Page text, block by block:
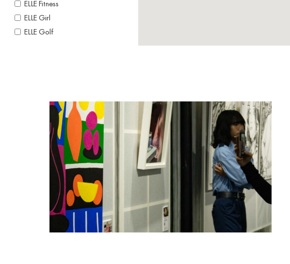
ELLE Fitness
ELLE Girl
ELLE Golf
ELLE Kids
ELLE Mariage
ELLE Petite
ELLE Planète
ELLE Salon
ELLE Spa & Salon
ELLE Studio